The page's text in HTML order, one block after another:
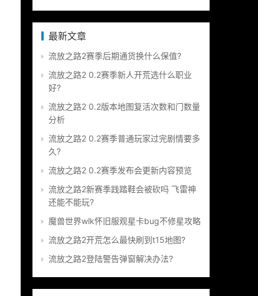
最新文章
流放之路2赛季后期通货换什么保值?
流放之路2 0.2赛季新人开荒选什么职业
好?
流放之路2 0.2版本地图复活次数和门数量
分析
流放之路2 0.2赛季普通玩家过完剧情要多
久?
流放之路2 0.2赛季发布会更新内容预览
流放之路2新赛季践踏鞋会被砍吗 飞雷神
还能不能玩?
魔兽世界wlk怀旧服观星卡bug不修星攻略
流放之路2开荒怎么最快刷到t15地图?
流放之路2登陆警告弹窗解决办法?